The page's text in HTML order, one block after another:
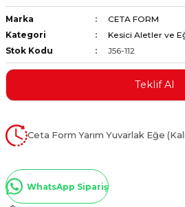
Kaplamalar
ve Penseler
Marka
CETA FORM
Kategori
Kesici Aletler ve
Stok Kodu
J56-112
Teklif Al
Ceta Form Yarım Yuvarlak Eğe
WhatsApp Sipariş